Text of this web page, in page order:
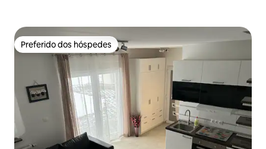
Preferido dos hóspedes
Preferido dos hóspedes